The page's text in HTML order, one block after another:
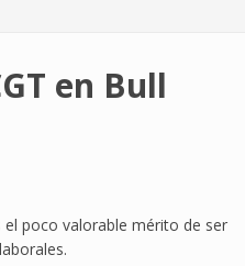
en Bull
poco valorable mérito de ser